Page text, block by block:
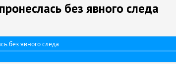
без явного следа
без явного следа